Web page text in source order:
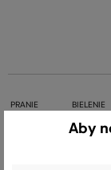
PRANIE BIELENIE
Aby